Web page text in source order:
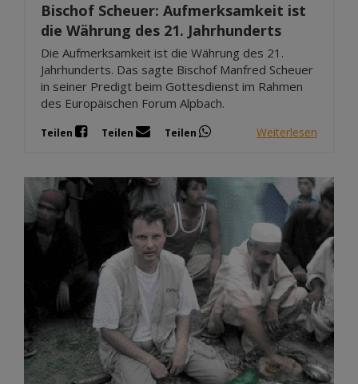
Bischof Scheuer: Aufmerksamkeit ist
die Währung des 21. Jahrhunderts
Die Aufmerksamkeit ist die Währung des 21.
Jahrhunderts. Das sagte Bischof Manfred Scheuer
in seiner Predigt beim Gottesdienst im Rahmen
des Europäischen Forum Alpbach.
Teilen Teilen Teilen Weiterlesen